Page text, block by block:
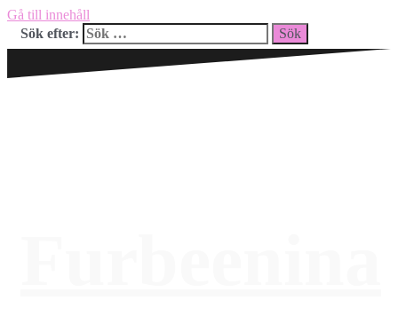
Gå till innehåll
Sök efter: